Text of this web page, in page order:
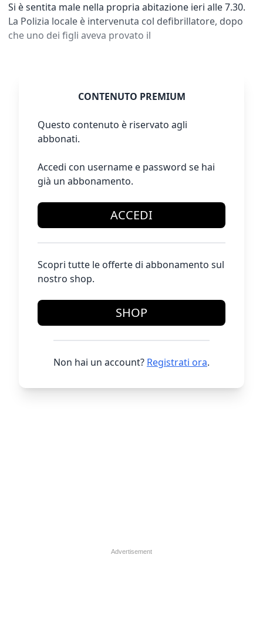
Si è sentita male nella propria abitazione ieri alle 7.30.
La Polizia locale è intervenuta col defibrillatore, dopo
che uno dei figli aveva provato il
CONTENUTO PREMIUM
Questo contenuto è riservato agli
abbonati.
Accedi con username e password se hai
già un abbonamento.
ACCEDI
Scopri tutte le offerte di abbonamento sul
nostro shop.
SHOP
Non hai un account? Registrati ora.